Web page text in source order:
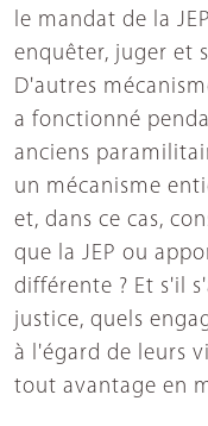
le mandat de la
enquêter, juger et
D'autres
a fonctionné
anciens
un mécanisme
et, dans ce cas,
que la JEP ou
différente ? Et s'il
justice, quels
à l'égard de leurs
tout avantage en